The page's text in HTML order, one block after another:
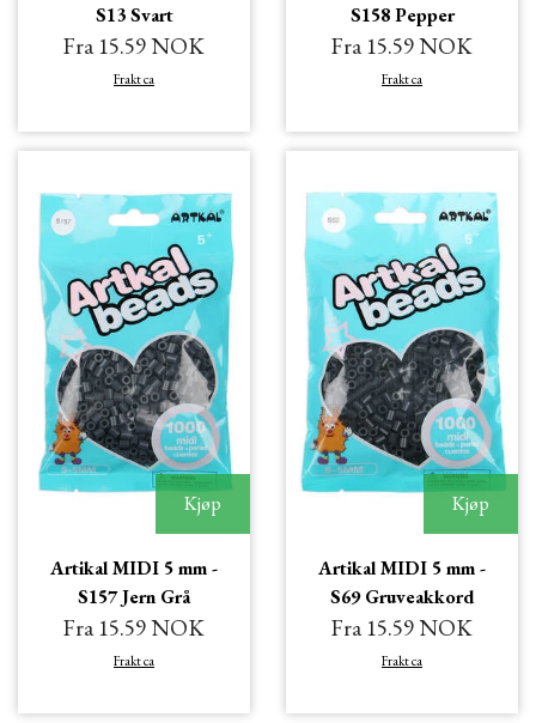
S13 Svart
Fra 15.59 NOK
Frakt ca
S158 Pepper
Fra 15.59 NOK
Frakt ca
Kjøp
Artikal MIDI 5 mm -
S157 Jern Grå
Fra 15.59 NOK
Frakt ca
Kjøp
Artikal MIDI 5 mm -
S69 Gruveakkord
Fra 15.59 NOK
Frakt ca